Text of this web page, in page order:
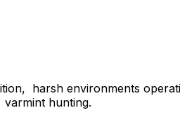
harsh environments
hunting.